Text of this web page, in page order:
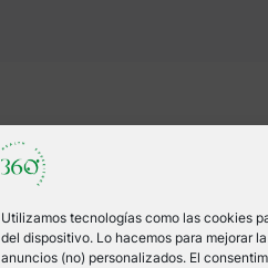
Utilizamos tecnologías como las cookies
del dispositivo. Lo hacemos para mejorar
anuncios (no) personalizados. El
LIBROS
Aprende a
cuerpo